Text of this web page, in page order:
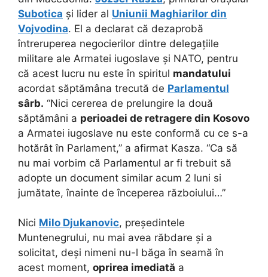
Subotica și lider al Uniunii Maghiarilor din
Vojvodina. El a declarat că dezaprobă
întreruperea negocierilor dintre delegațiile
militare ale Armatei iugoslave și NATO, pentru
că acest lucru nu este în spiritul mandatului
acordat săptămâna trecută de Parlamentul
sârb. “Nici cererea de prelungire la două
săptămâni a perioadei de retragere din Kosovo
a Armatei iugoslave nu este conformă cu ce s-a
hotărât în Parlament,” a afirmat Kasza. “Ca să
nu mai vorbim că Parlamentul ar fi trebuit să
adopte un document similar acum 2 luni si
jumătate, înainte de începerea războiului…”
Nici Milo Djukanovic, președintele
Muntenegrului, nu mai avea răbdare și a
solicitat, deși nimeni nu-l băga în seamă în
acest moment, oprirea imediată a